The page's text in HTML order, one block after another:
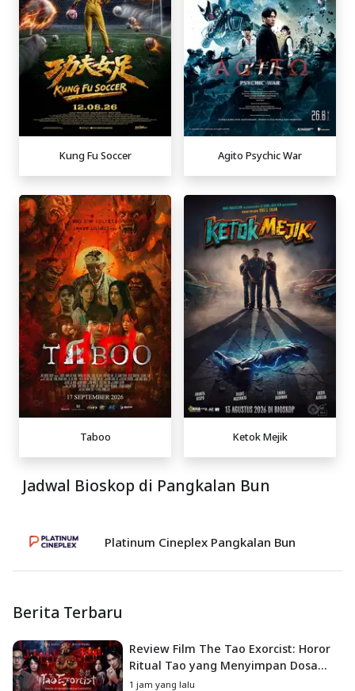
Kung Fu Soccer Agito Psychic War
Taboo Ketok Mejik
Jadwal Bioskop di Pangkalan Bun
Platinum Cineplex Pangkalan Bun
Berita Terbaru
Review Film The Tao Exorcist: Horor
Ritual Tao yang Menyimpan Dosa
Masa Lalu
1 jam yang lalu